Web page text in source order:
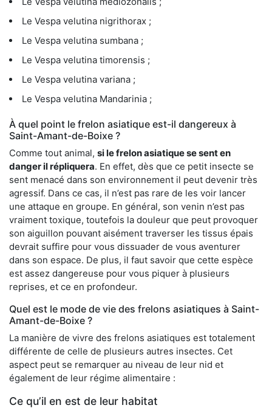
Le Vespa velutina nigrithorax ;
Le Vespa velutina sumbana ;
Le Vespa velutina timorensis ;
Le Vespa velutina variana ;
Le Vespa velutina Mandarinia ;
À quel point le frelon asiatique est-il dangereux à
Saint-Amant-de-Boixe ?
Comme tout animal, si le frelon asiatique se sent en
danger il répliquera. En effet, dès que ce petit insecte se
sent menacé dans son environnement il peut devenir très
agressif. Dans ce cas, il n’est pas rare de les voir lancer
une attaque en groupe. En général, son venin n’est pas
vraiment toxique, toutefois la douleur que peut provoquer
son aiguillon pouvant aisément traverser les tissus épais
devrait suffire pour vous dissuader de vous aventurer
dans son espace. De plus, il faut savoir que cette espèce
est assez dangereuse pour vous piquer à plusieurs
reprises, et ce en profondeur.
Quel est le mode de vie des frelons asiatiques à Saint-
Amant-de-Boixe ?
La manière de vivre des frelons asiatiques est totalement
différente de celle de plusieurs autres insectes. Cet
aspect peut se remarquer au niveau de leur nid et
également de leur régime alimentaire :
Ce qu’il en est de leur habitat